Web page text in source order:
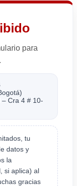
para
– Cra 4 # 10-
tu
datos y
la
si aplica) al
gracias